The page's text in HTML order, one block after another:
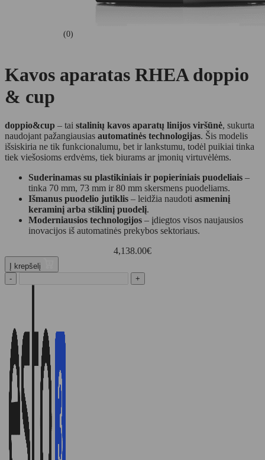
(0)
Kavos aparatas RHEA doppio
& cup
doppio&cup – tai stalinių kavos aparatų linijos viršūnė, sukurta
naudojant pažangiausias automatinės technologijas. Šis modelis
išsiskiria ne tik funkcionalumu, bet ir lankstumu, todėl puikiai tinka
tiek viešosioms erdvėms, tiek biurams ar įmonių virtuvėlėms.
Suderinamas su plastikiniais ir popieriniais puodeliais –
tinka 70 mm, 73 mm ir 80 mm skersmens puodeliams.
Išmanus puodelio jutiklis – leidžia naudoti asmeninį
keraminį arba stiklinį puodelį.
Moderniausios technologijos – įdiegtos visos naujausios
inovacijos iš automatinės prekybos sektoriaus.
4,138.00€
Į krepšelį
-
+